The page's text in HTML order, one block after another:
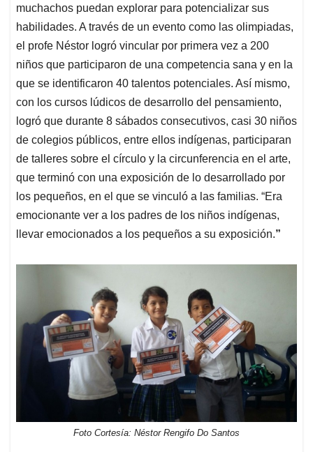
muchachos puedan explorar para potencializar sus
habilidades. A través de un evento como las olimpiadas,
el profe Néstor logró vincular por primera vez a 200
niños que participaron de una competencia sana y en la
que se identificaron 40 talentos potenciales. Así mismo,
con los cursos lúdicos de desarrollo del pensamiento,
logró que durante 8 sábados consecutivos, casi 30 niños
de colegios públicos, entre ellos indígenas, participaran
de talleres sobre el círculo y la circunferencia en el arte,
que terminó con una exposición de lo desarrollado por
los pequeños, en el que se vinculó a las familias. “Era
emocionante ver a los padres de los niños indígenas,
llevar emocionados a los pequeños a su exposición.”
Foto Cortesía: Néstor Rengifo Do Santos